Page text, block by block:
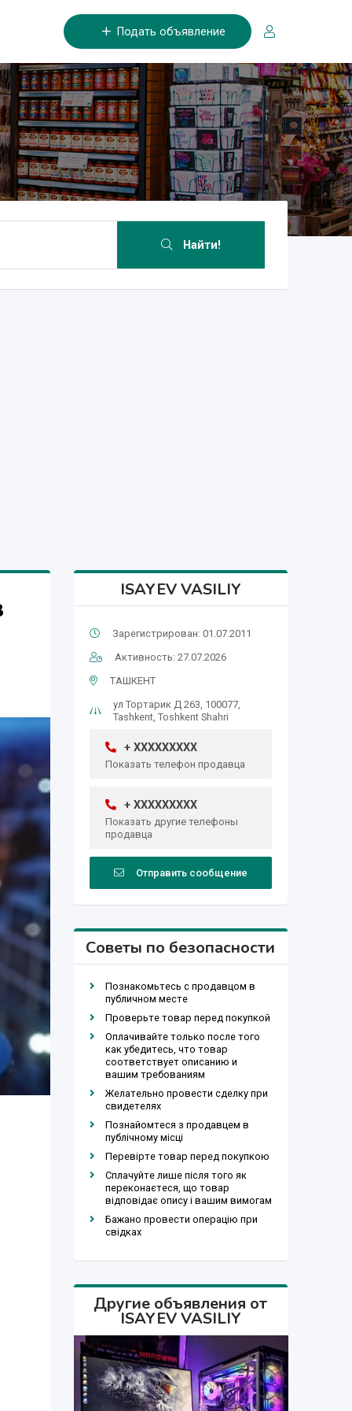
Подать объявление
Найти!
ISAYEV VASILIY
Зарегистрирован: 01.07.2011
Активность: 27.07.2026
ТАШКЕНТ
ул Тортарик Д 263, 100077,
Tashkent, Toshkent Shahri
+ XXXXXXXXX
Показать телефон продавца
+ XXXXXXXXX
Показать другие телефоны
продавца
Отправить сообщение
Советы по безопасности
Познакомьтесь с продавцом в
публичном месте
Проверьте товар перед покупкой
Оплачивайте только после того
как убедитесь, что товар
соответствует описанию и
вашим требованиям
Желательно провести сделку при
свидетелях
Познайомтеся з продавцем в
публічному місці
Перевірте товар перед покупкою
Сплачуйте лише після того як
переконаєтеся, що товар
відповідає опису і вашим вимогам
Бажано провести операцію при
свідках
Другие объявления от
ISAYEV VASILIY